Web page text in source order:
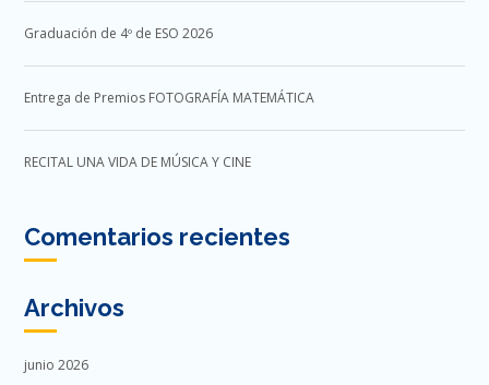
Graduación de 4º de ESO 2026
Entrega de Premios FOTOGRAFÍA MATEMÁTICA
RECITAL UNA VIDA DE MÚSICA Y CINE
Comentarios recientes
Archivos
junio 2026